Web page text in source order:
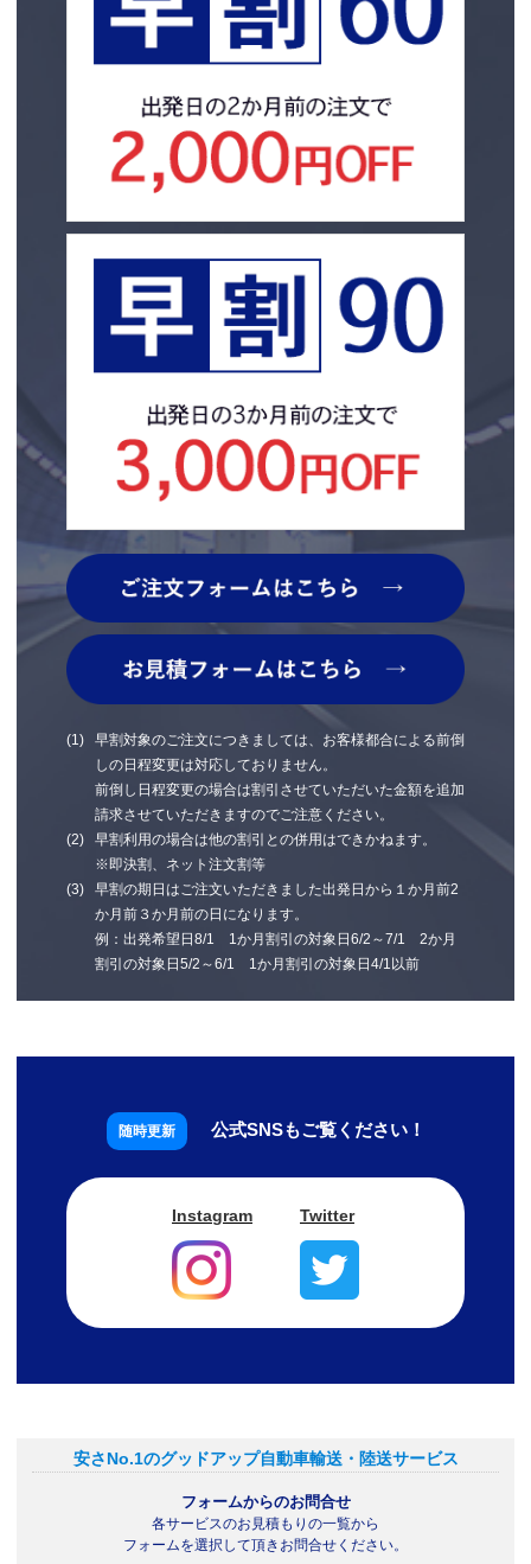
早割対象のご注文につきましては、お客様都合による前倒
しの日程変更は対応しておりません。
前倒し日程変更の場合は割引させていただいた金額を追加
請求させていただきますのでご注意ください。
早割利用の場合は他の割引との併用はできかねます。
※即決割、ネット注文割等
早割の期日はご注文いただきました出発日から１か月前2
か月前３か月前の日になります。
例：出発希望日8/1 1か月割引の対象日6/2～7/1 2か月
割引の対象日5/2～6/1 1か月割引の対象日4/1以前
公式SNSもご覧ください！
Instagram Twitter
安さNo.1のグッドアップ自動車輸送・陸送サービス
フォームからのお問合せ
各サービスのお見積もりの一覧から
フォームを選択して頂きお問合せください。